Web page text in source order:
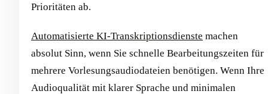
Prioritäten ab.
Automatisierte KI-Transkriptionsdienste machen
absolut Sinn, wenn Sie schnelle Bearbeitungszeiten für
mehrere Vorlesungsaudiodateien benötigen. Wenn Ihre
Audioqualität mit klarer Sprache und minimalen